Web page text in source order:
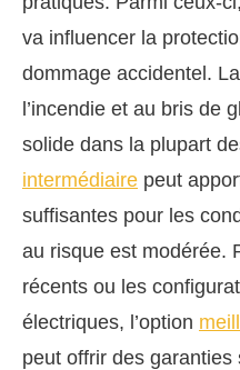
va influencer la
dommage accidentel.
l’incendie et au bris de
solide dans la plupart
intermédiaire peut
suffisantes pour les
au risque est modérée.
récents ou les
électriques, l’option
peut offrir des